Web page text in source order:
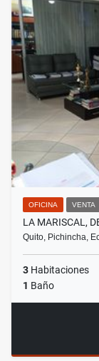
OFICINA VENTA
LA MARISCAL,
Quito, Pichincha,
3 Habitaciones
1 Baño